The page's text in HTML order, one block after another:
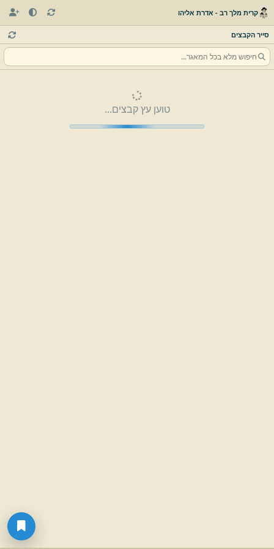
קרית מלך רב - אדרת אליהו
סייר הקבצים
טוען עץ קבצים...